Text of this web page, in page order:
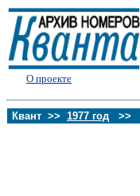
О проекте
Квант >> 1977 год >>